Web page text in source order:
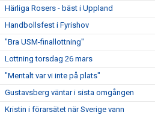
Härliga Rosers - bäst i Uppland
Handbollsfest i Fyrishov
"Bra USM-finallottning"
Lottning torsdag 26 mars
"Mentalt var vi inte på plats"
Gustavsberg väntar i sista omgången
Kristin i förarsätet när Sverige vann